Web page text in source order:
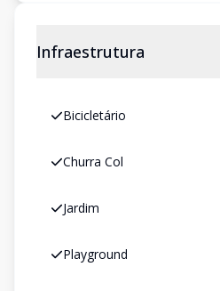
Infraestrutura
Bicicletário
Churra Col
Jardim
Playground